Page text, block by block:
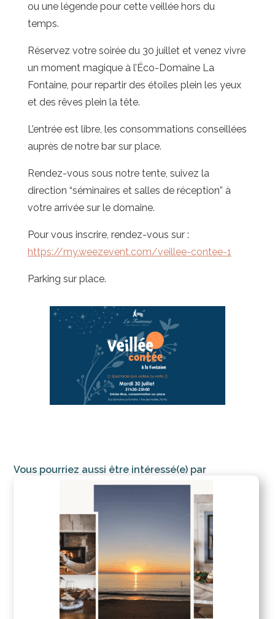
ou une légende pour cette veillée hors du
temps.
Réservez votre soirée du 30 juillet et venez vivre
un moment magique à l’Éco-Domaine La
Fontaine, pour repartir des étoiles plein les yeux
et des rêves plein la tête.
L’entrée est libre, les consommations conseillées
auprès de notre bar sur place.
Rendez-vous sous notre tente, suivez la
direction “séminaires et salles de réception” à
votre arrivée sur le domaine.
Pour vous inscrire, rendez-vous sur :
https://my.weezevent.com/veillee-contee-1
Parking sur place.
Vous pourriez aussi être intéressé(e) par